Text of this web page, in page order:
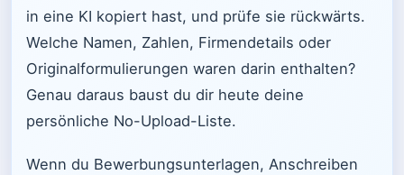
in eine KI kopiert hast, und prüfe sie rückwärts.
Welche Namen, Zahlen, Firmendetails oder
Originalformulierungen waren darin enthalten?
Genau daraus baust du dir heute deine
persönliche No-Upload-Liste.
Wenn du Bewerbungsunterlagen, Anschreiben